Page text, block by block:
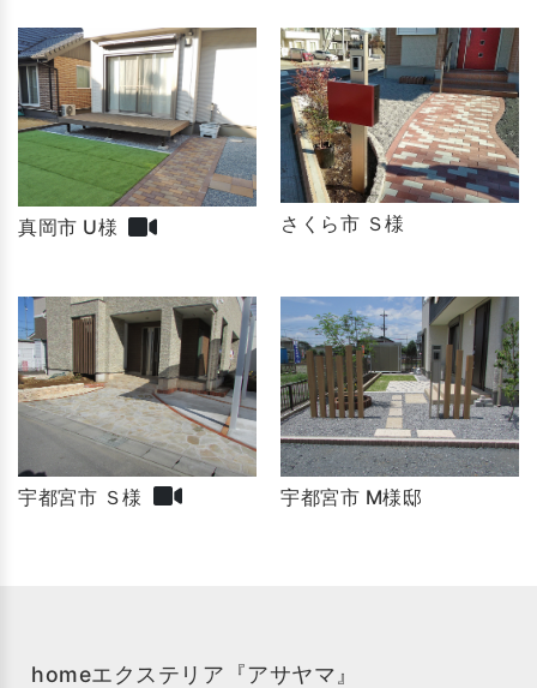
真岡市 U様 さくら市 Ｓ様
宇都宮市 Ｓ様 宇都宮市 M様邸
homeエクステリア『アサヤマ』